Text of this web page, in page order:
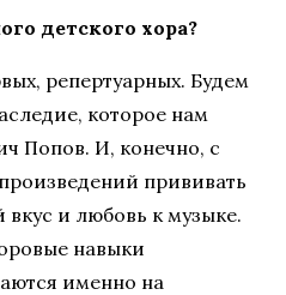
детского хора?
репертуарных. Будем
которое нам
Попов. И, конечно, с
прививать
и любовь к музыке.
навыки
именно на